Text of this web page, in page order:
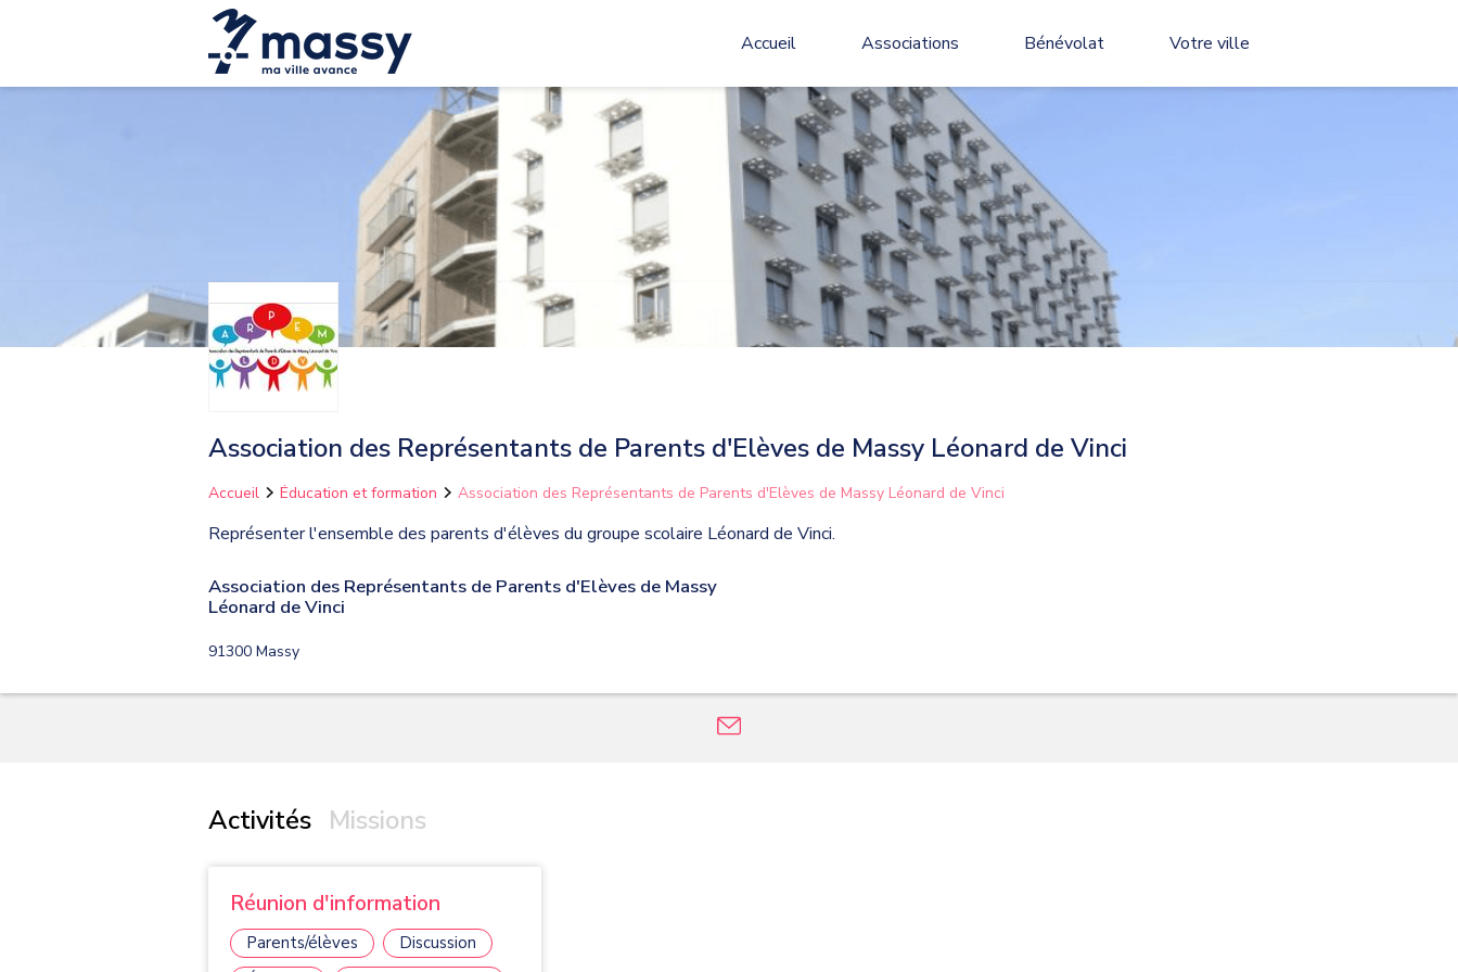
Accueil Associations Bénévolat Votre ville
Association des Représentants de Parents d'Elèves de Massy Léonard de Vinci
Accueil Éducation et formation Association des Représentants de Parents d'Elèves de Massy Léonard de Vinci
Représenter l'ensemble des parents d'élèves du groupe scolaire Léonard de Vinci.
Association des Représentants de Parents d'Elèves de Massy
Léonard de Vinci
91300 Massy
Activités Missions
Réunion d'information
Parents/élèves
Discussion